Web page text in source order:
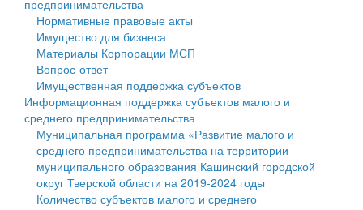
Государственные услуги
Промышленность и АПК
Экономика и бизнес
...
Символика
Устав
Гостям округа
Туризм
Культура
Образование
муниципального округа Тверской области
Администрация Кашинского муниципального округа
Тверской области
Управление сельскими территориями
Открытые данные
Работа с обращениями граждан
Финансовое управление
Бюджет для граждан
Имущество
Выявление правообладателей ранее учтенных
объектов недвижимости
Имущественная поддержка субъектов малого и
предпринимательства
Нормативные правовые акты
Имущество для бизнеса
Материалы Корпорации МСП
Вопрос-ответ
Имущественная поддержка субъектов
Информационная поддержка субъектов малого и
среднего предпринимательства
Муниципальная программа «Развитие малого и
среднего предпринимательства на территории
муниципального образования Кашинский городской
округ Тверской области на 2019-2024 годы
Количество субъектов малого и среднего